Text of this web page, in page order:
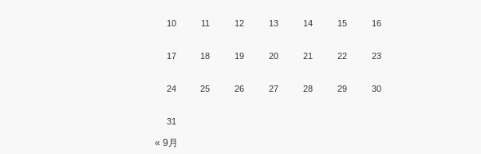
10 11 12 13 14 15 16
17 18 19 20 21 22 23
24 25 26 27 28 29 30
31
« 9月